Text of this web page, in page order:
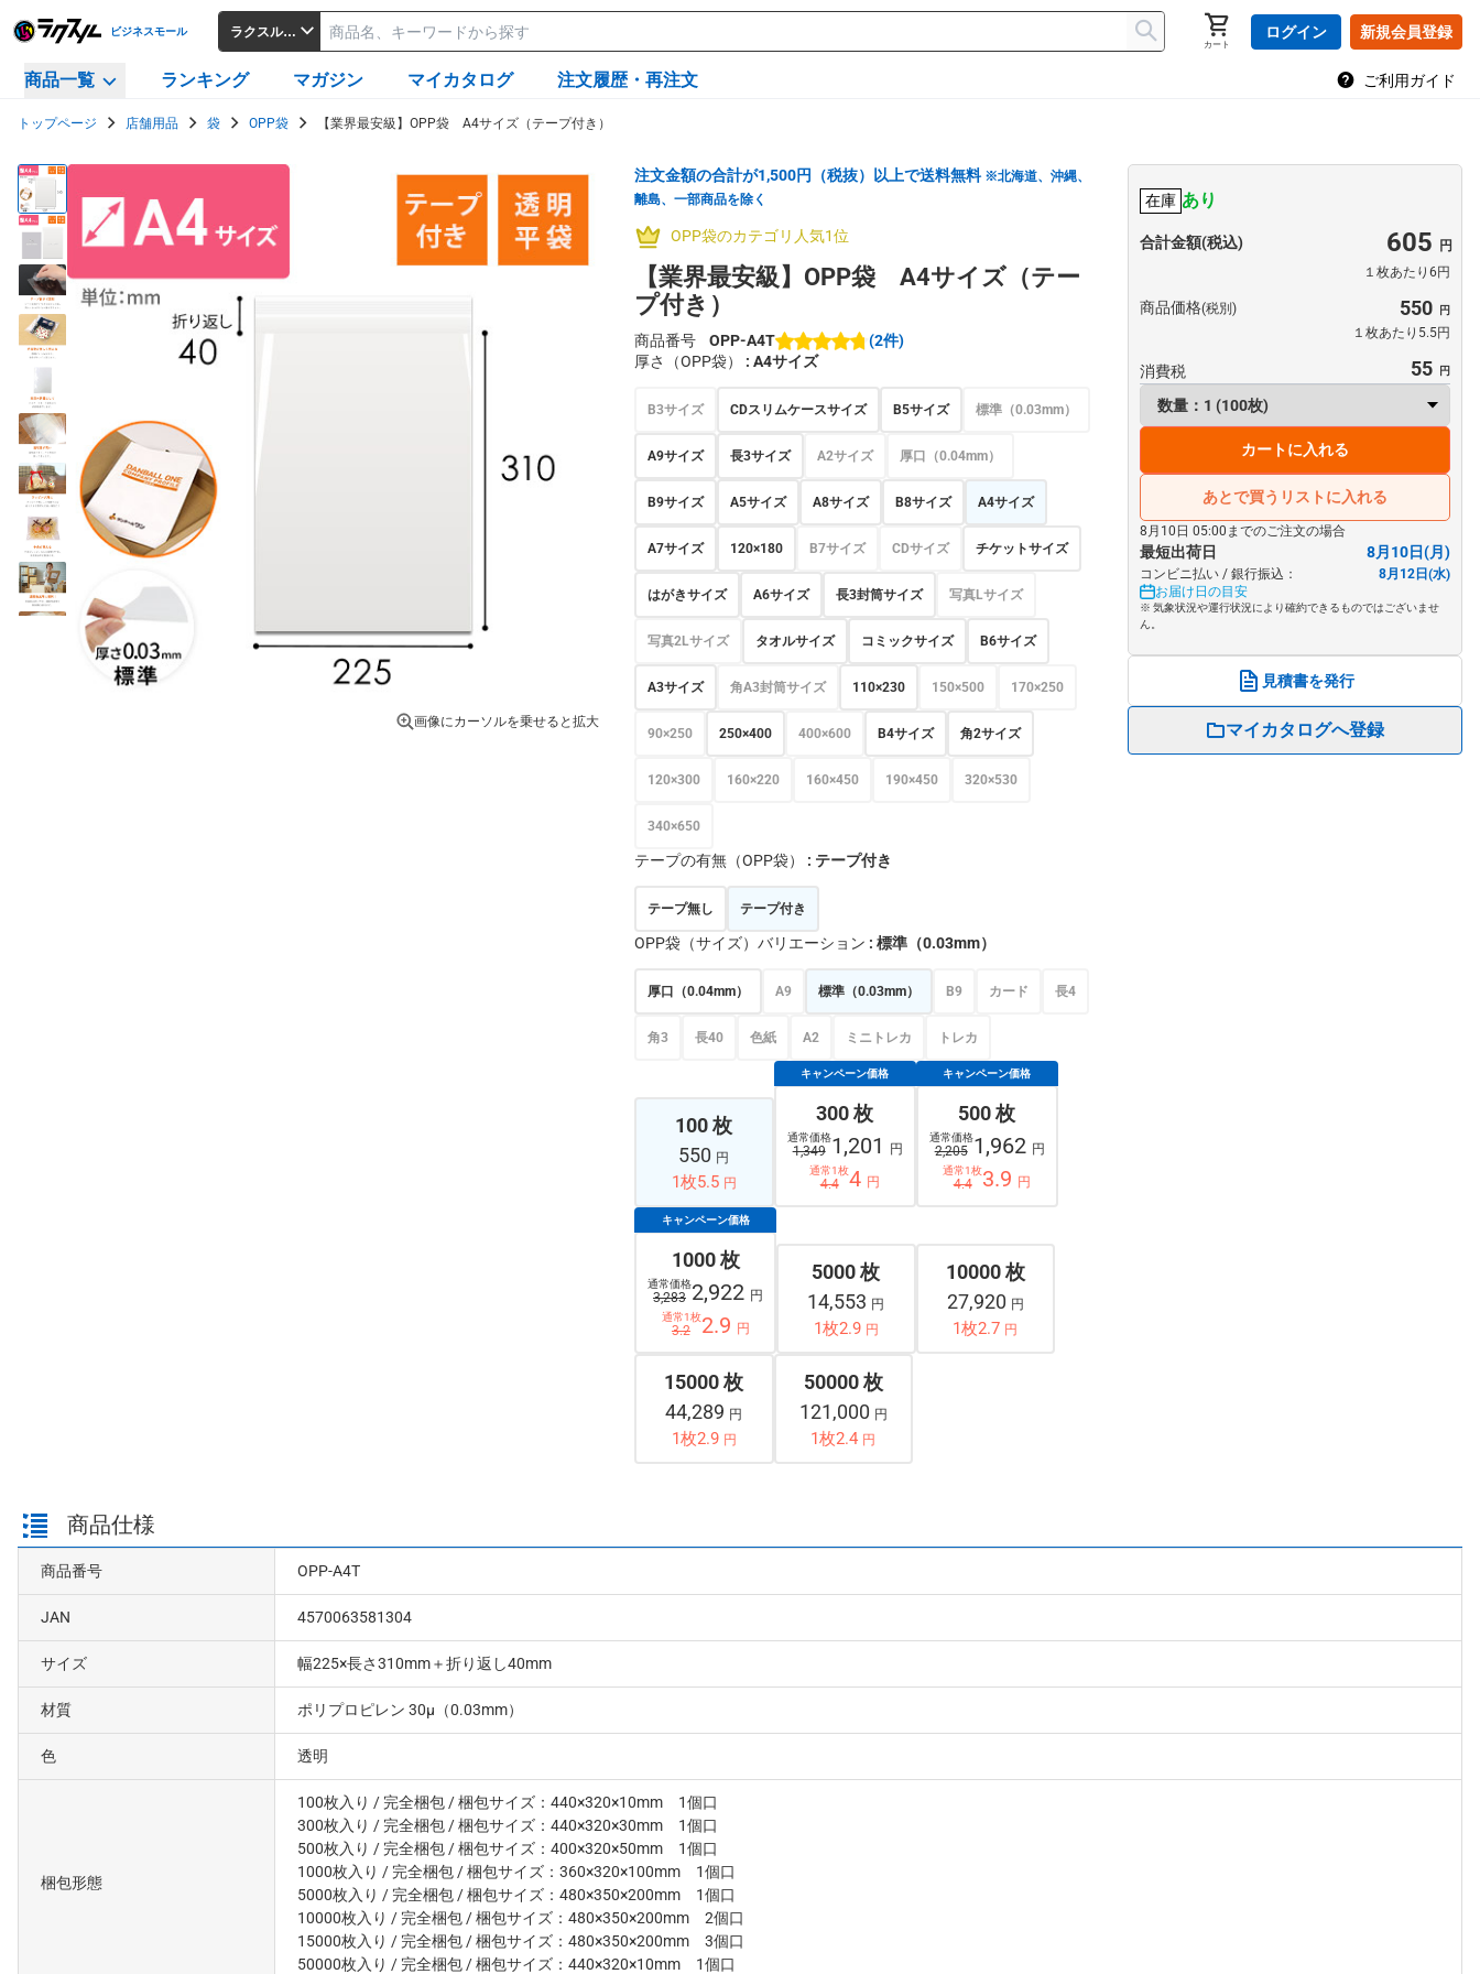
ビジネスモール ラクスルビジネスモール
カート
ログイン 新規会員登録
商品一覧 ランキング マガジン マイカタログ 注文履歴・再注文 ご利用ガイド
トップページ 店舗用品 袋 OPP袋 【業界最安級】OPP袋 A4サイズ（テープ付き）
画像にカーソルを乗せると拡大
注文金額の合計が1,500円（税抜）以上で送料無料 ※北海道、沖縄、
離島、一部商品を除く
OPP袋のカテゴリ人気1位
【業界最安級】OPP袋 A4サイズ（テー
プ付き）
商品番号 OPP-A4T
(2件)
厚さ（OPP袋）
: A4サイズ
B3サイズ
A9サイズ
B9サイズ A8サイズ B8サイズ
A7サイズ B7サイズ CDサイズ
CDスリムケースサイズ
チケットサイズ
はがきサイズ A6サイズ
長3サイズ
長3封筒サイズ 写真Lサイズ
写真2Lサイズ コミックサイズ
タオルサイズ B6サイズ
角2サイズ
A5サイズ
B5サイズ
A4サイズ
B4サイズ
A3サイズ 角A3封筒サイズ
A2サイズ
90×250
110×230
120×180
120×300
150×500
160×220 160×450
170×250
190×450
250×400
320×530
340×650
400×600
標準（0.03mm）
厚口（0.04mm）
テープの有無（OPP袋） : テープ付き
テープ付き
テープ無し
OPP袋（サイズ）バリエーション : 標準（0.03mm）
厚口（0.04mm） 標準（0.03mm）
A9 B9 カード 長4
角3 長40 色紙 A2 ミニトレカ トレカ
100 枚
550 円
1枚5.5 円
キャンペーン価格
300 枚
通常価格
1,349 1,201 円
通常1枚
4.4 4 円
キャンペーン価格
500 枚
通常価格
2,205 1,962 円
通常1枚
4.4 3.9 円
キャンペーン価格
1000 枚
通常価格
3,283 2,922 円
通常1枚
3.2 2.9 円
5000 枚
14,553 円
1枚2.9 円
10000 枚
27,920 円
1枚2.7 円
15000 枚
44,289 円
1枚2.9 円
50000 枚
121,000 円
1枚2.4 円
在庫 あり
合計金額(税込) 605
１枚あたり6円
商品価格(税別) 550
１枚あたり5.5円
消費税 55
カートに入れる
あとで買うリストに入れる
8月10日 05:00までのご注文の場合
最短出荷日 8月10日(月)
コンビニ払い / 銀行振込：
8月12日(水)
お届け日の目安
※ 気象状況や運行状況により確約できるものではございませ
ん。
見積書を発行
マイカタログへ登録
商品仕様
商品番号 OPP-A4T
JAN 4570063581304
サイズ 幅225×長さ310mm＋折り返し40mm
材質 ポリプロピレン 30μ（0.03mm）
色 透明
梱包形態
100枚入り / 完全梱包 / 梱包サイズ：440×320×10mm 1個口
300枚入り / 完全梱包 / 梱包サイズ：440×320×30mm 1個口
500枚入り / 完全梱包 / 梱包サイズ：400×320×50mm 1個口
1000枚入り / 完全梱包 / 梱包サイズ：360×320×100mm 1個口
5000枚入り / 完全梱包 / 梱包サイズ：480×350×200mm 1個口
10000枚入り / 完全梱包 / 梱包サイズ：480×350×200mm 2個口
15000枚入り / 完全梱包 / 梱包サイズ：480×350×200mm 3個口
50000枚入り / 完全梱包 / 梱包サイズ：440×320×10mm 1個口